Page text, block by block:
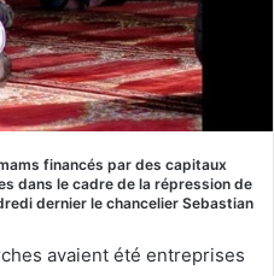
financés par des capitaux
dans le cadre de la répression de
dernier le chancelier Sebastian
avaient été entreprises